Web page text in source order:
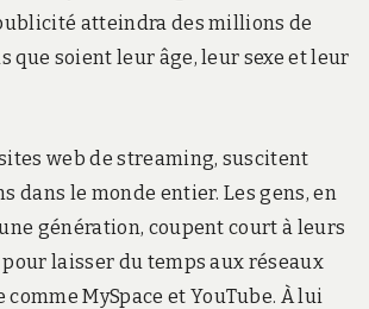
atteindra des millions de
que soient leur âge, leur sexe et leur
web de streaming, suscitent
dans le monde entier. Les gens, en
génération, coupent court à leurs
laisser du temps aux réseaux
MySpace et YouTube. À lui